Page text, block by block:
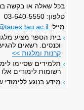
בכל שאלה או בקשה
טלפון: 03-640-5550
מייל:
בית הספר מציע
וכנסים. רשאים
קרנות ומלגות >>
תלמידים שסיימו
רשומות לימודים
מידע בנוגע